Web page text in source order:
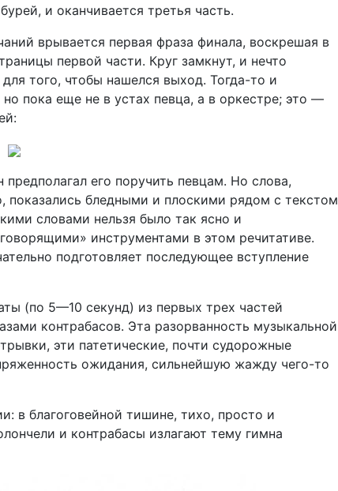
и оканчивается третья часть.
врывается первая фраза финала, воскрешая в
первой части. Круг замкнут, и нечто
того, чтобы нашелся выход. Тогда-то и
пока еще не в устах певца, а в оркестре; это —
его поручить певцам. Но слова,
показались бледными и плоскими рядом с текстом
словами нельзя было так ясно и
инструментами в этом речитативе.
подготовляет последующее вступление
(по 5—10 секунд) из первых трех частей
контрабасов. Эта разорванность музыкальной
эти патетические, почти судорожные
ожидания, сильнейшую жажду чего-то
в благоговейной тишине, тихо, просто и
и контрабасы излагают тему гимна